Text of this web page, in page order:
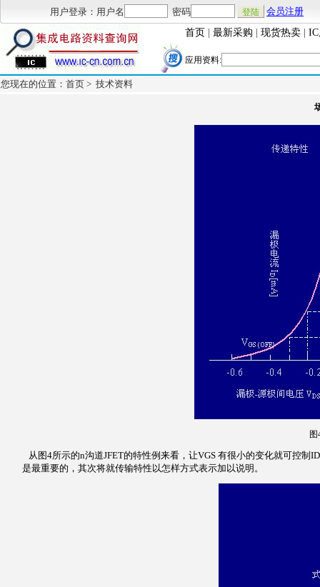
用户登录：用户名 密码
会员注册
首页
最新采购 现货热卖
应用资料:
您现在的位置：首页 > 技术资料
从图4所示的n沟道JFET的特性例来看，让VGS 有很小的变化就可控制
是最重要的，其次将就传输特性以怎样方式表示加以说明。